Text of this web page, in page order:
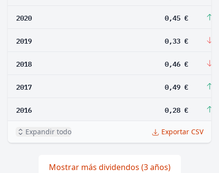
2020 0,45 €
2019 0,33 €
2018 0,46 €
2017 0,49 €
2016 0,28 €
Expandir todo Exportar CSV
Mostrar más dividendos (3 años)